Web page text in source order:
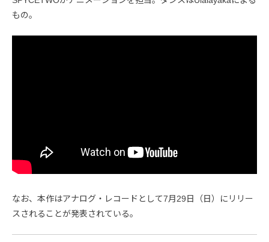
もの。
なお、本作はアナログ・レコードとして7月29日（日）にリリー
スされることが発表されている。